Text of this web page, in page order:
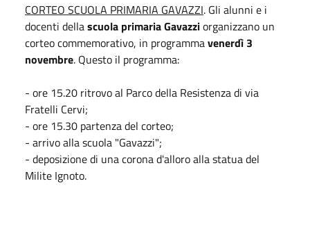
CORTEO SCUOLA PRIMARIA GAVAZZI. Gli alunni e i
docenti dellascuola primaria Gavazziorganizzano un
corteo commemorativo, in programmavenerdì 3
novembre. Questo il programma:
- ore 15.20 ritrovo al Parco della Resistenza di via
Fratelli Cervi;
- ore 15.30 partenza del corteo;
- arrivo alla scuola "Gavazzi";
- deposizione di una corona d'alloro alla statua del
Milite Ignoto.